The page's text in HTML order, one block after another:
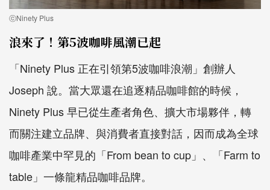
ⓒNinety Plus
浪來了！第5波咖啡風潮已起
「Ninety Plus 正在引領第5波咖啡浪潮」創辦人
Joseph 說。當大眾還在追逐精品咖啡館的時候，
Ninety Plus 早已從生產者角色、擴大市場夥伴，轉
而關注建立品牌、與消費者直接對話，因而成為全球
咖啡產業中罕見的「From bean to cup」、「Farm to
table」一條龍精品咖啡品牌。